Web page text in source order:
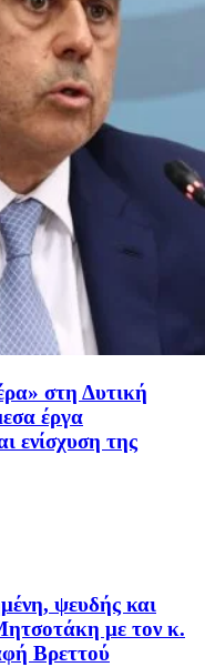
στη Δυτική
έργα
ενίσχυση της
ψευδής και
με τον κ.
Βρεττού